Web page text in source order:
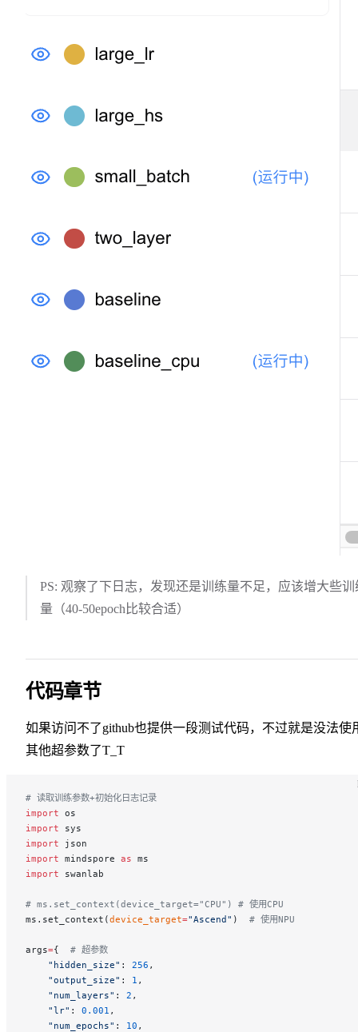
PS: 观察了下日志，发现还是训练量不足，应该增大些训
量（40-50epoch比较合适）
代码章节
如果访问不了github也提供一段测试代码，不过就是没法使
其他超参数了T_T
# 读取训练参数+初始化日志记录
import os
import sys
import json
import mindspore as ms
import swanlab
# ms.set_context(device_target="CPU") # 使用CPU
ms.set_context(device_target="Ascend" ) # 使用NPU
args={ # 超参数
    "hidden_size"
: 256 ,
    "output_size"
: 1 ,
    "num_layers"
: 2 ,
    "lr"
: 0.001 ,
    "num_epochs"
: 10 ,